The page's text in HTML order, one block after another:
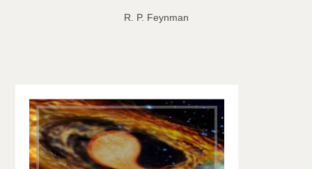
R. P. Feynman